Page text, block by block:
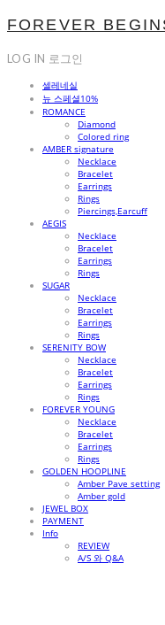
FOREVER
LOG IN 로그인
셀레네실
뉴 스페셜10%
ROMANCE
Diamond
Colored ring
AMBER signature
Necklace
Bracelet
Earrings
Rings
Piercings,Earcuff
AEGIS
Necklace
Bracelet
Earrings
Rings
SUGAR
Necklace
Bracelet
Earrings
Rings
SERENITY BOW
Necklace
Bracelet
Earrings
Rings
FOREVER YOUNG
Necklace
Bracelet
Earrings
Rings
GOLDEN HOOPLINE
Amber Pave setting
Amber gold
JEWEL BOX
PAYMENT
Info
REVIEW
A/S 와 Q&A